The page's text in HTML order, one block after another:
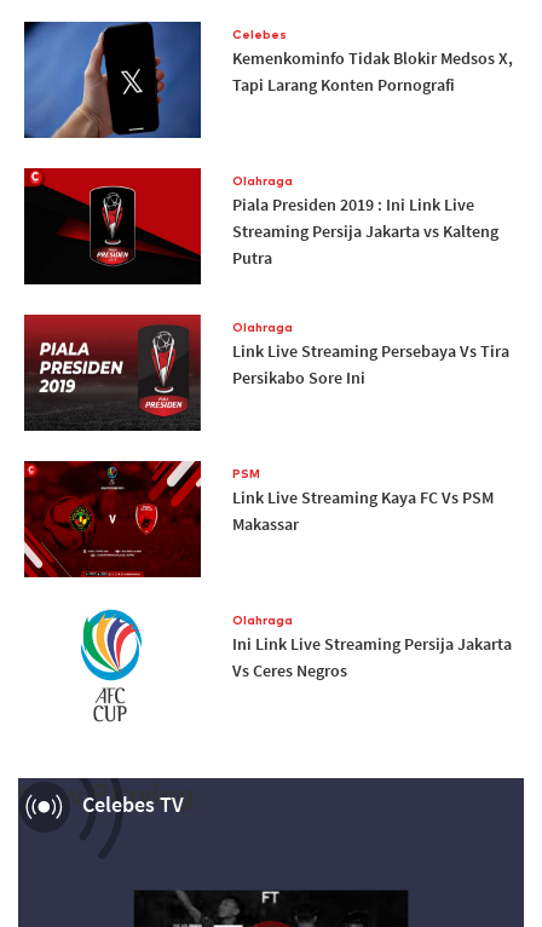
Celebes
Kemenkominfo Tidak Blokir Medsos X,
Tapi Larang Konten Pornografi
Olahraga
Piala Presiden 2019 : Ini Link Live
Streaming Persija Jakarta vs Kalteng
Putra
Olahraga
Link Live Streaming Persebaya Vs Tira
Persikabo Sore Ini
PSM
Link Live Streaming Kaya FC Vs PSM
Makassar
Olahraga
Ini Link Live Streaming Persija Jakarta
Vs Ceres Negros
Celebes TV
Now Playing